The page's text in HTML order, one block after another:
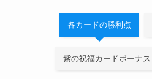
各カードの勝利点
紫の祝福カードボーナス